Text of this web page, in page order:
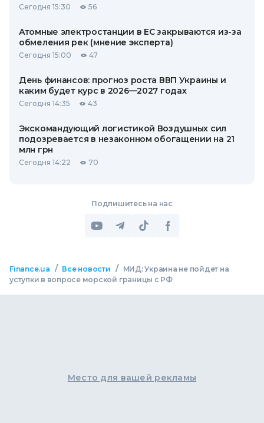
Сегодня 15:30 56
Атомные электростанции в ЕС закрываются из-за
обмеления рек (мнение эксперта)
Сегодня 15:00 47
День финансов: прогноз роста ВВП Украины и
каким будет курс в 2026—2027 годах
Сегодня 14:35 43
Экскомандующий логистикой Воздушных сил
подозревается в незаконном обогащении на 21
млн грн
Сегодня 14:22 70
Подпишитесь на нас
Finance.ua / Все новости /
МИД: Украина не пойдет на
уступки в вопросе морской границы с РФ
Место для вашей рекламы